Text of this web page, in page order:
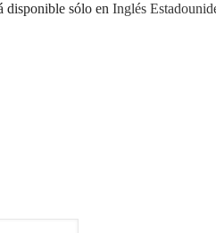
disponible sólo en Inglés